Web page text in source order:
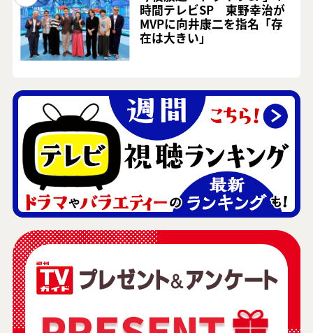
時間テレビSP 東野幸治が
MVPに向井康二を指名「存
在は大きい」